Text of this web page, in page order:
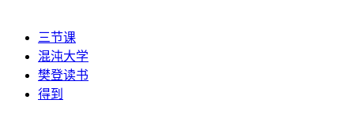
三节课
混沌大学
樊登读书
得到